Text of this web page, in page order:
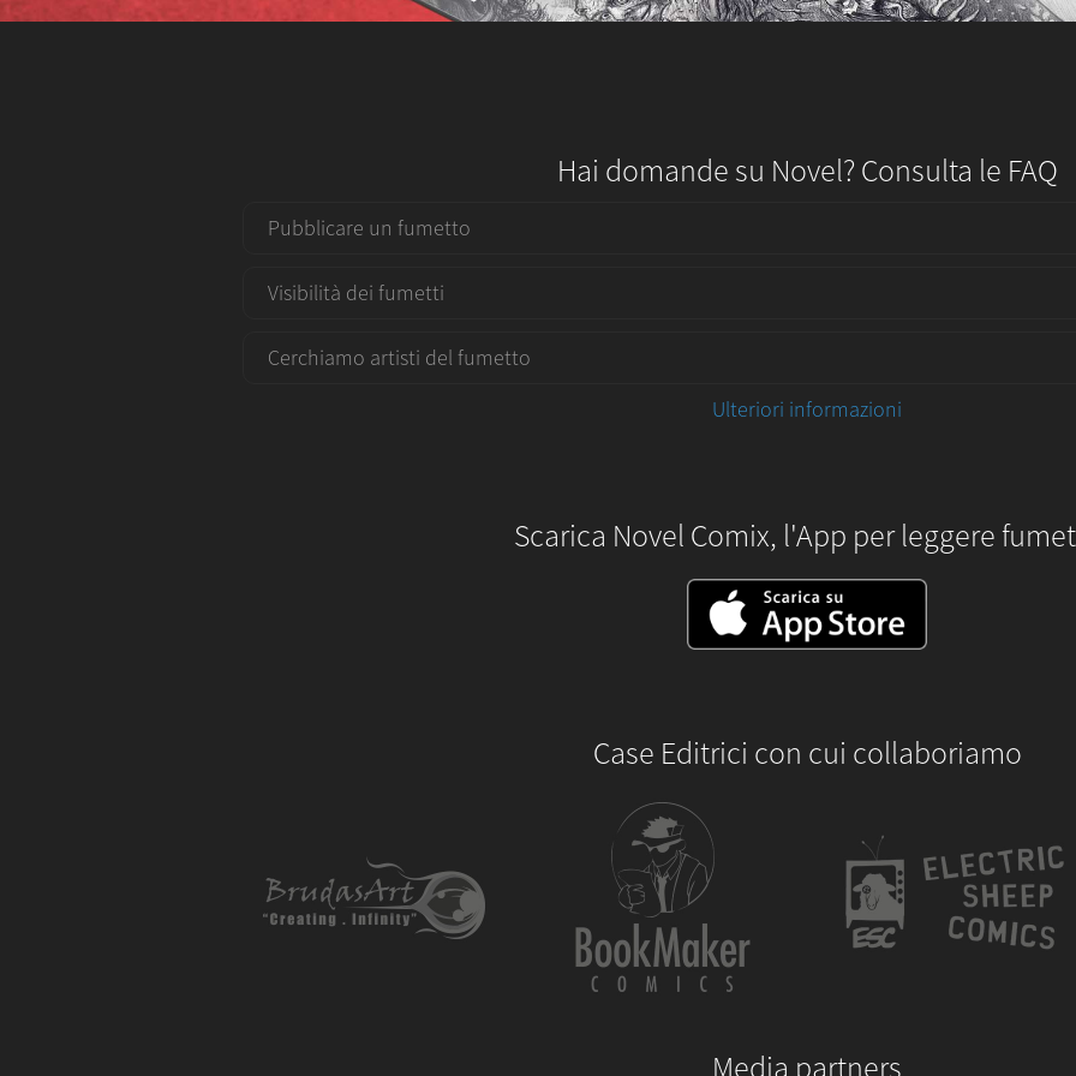
Hai domande su Novel? Consulta le FAQ
Pubblicare un fumetto
Visibilità dei fumetti
Cerchiamo artisti del fumetto
Ulteriori informazioni
Scarica Novel Comix, l'App per leggere
Case Editrici con cui collaboriamo
Media partners